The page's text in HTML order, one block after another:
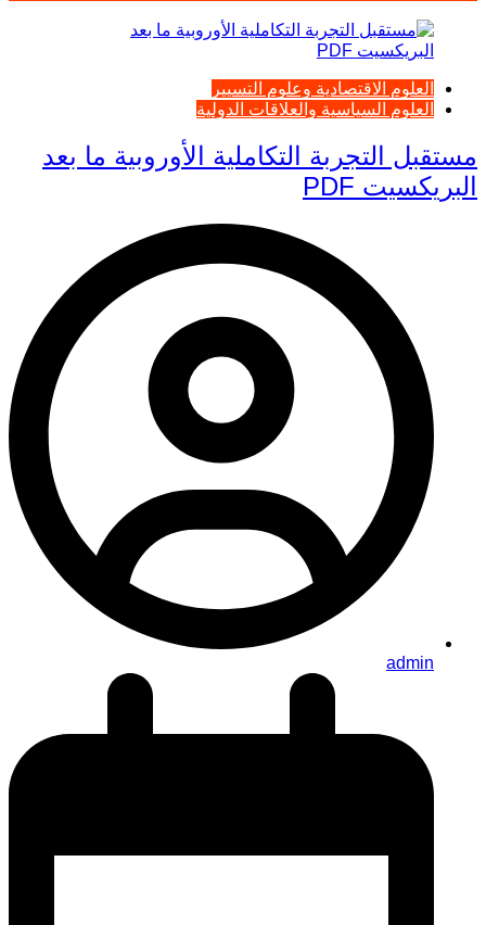
العلوم الاقتصادية وعلوم التسيير
العلوم السياسية والعلاقات الدولية
مستقبل التجربة التكاملية الأوروبية ما بعد
البريكسيت PDF
admin